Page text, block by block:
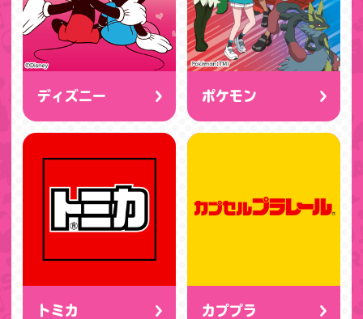
ディズニー ポケモン
トミカ カププラ